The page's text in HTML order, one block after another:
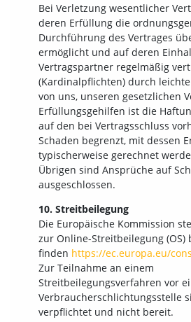
Bei Verletzung wesentlicher
deren Erfüllung die
Durchführung des Vertrages
ermöglicht und auf deren
Vertragspartner regelmäßig
(Kardinalpflichten) durch
von uns, unseren gesetzlichen
Erfüllungsgehilfen ist die
auf den bei Vertragsschluss
Schaden begrenzt, mit dessen
typischerweise gerechnet
Übrigen sind Ansprüche auf
ausgeschlossen.
10. Streitbeilegung
Die Europäische Kommission
zur Online-Streitbeilegung (OS)
finden https://ec.europa.eu/
Zur Teilnahme an einem
Streitbeilegungsverfahren vor
Verbraucherschlichtungsstelle
verpflichtet und nicht bereit.